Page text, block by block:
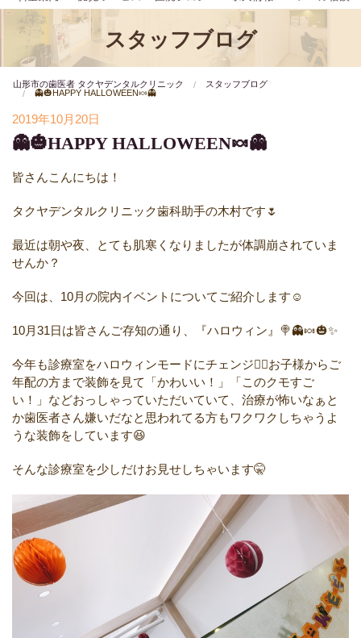
スタッフブログ
山形市の歯医者 タクヤデンタルクリニック
スタッフブログ
👻🎃HAPPY HALLOWEEN🍬👻
2019年10月20日
👻🎃HAPPY HALLOWEEN🍬👻
皆さんこんにちは！
タクヤデンタルクリニック歯科助手の木村です🌷
最近は朝や夜、とても肌寒くなりましたが体調崩されていま
せんか？
今回は、10月の院内イベントについてご紹介します☺️
10月31日は皆さんご存知の通り、『ハロウィン』🍭👻🍬🎃✨
今年も診療室をハロウィンモードにチェンジ✌🏻️お子様からご
年配の方まで装飾を見て「かわいい！」「このクモすご
い！」などおっしゃっていただいていて、治療が怖いなぁと
か歯医者さん嫌いだなと思われてる方もワクワクしちゃうよ
うな装飾をしています😆
そんな診療室を少しだけお見せしちゃいます🤫